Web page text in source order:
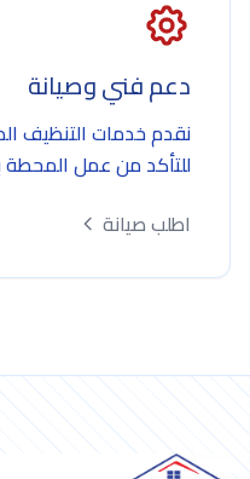
دعم فني وصيانة
نقدم خدمات التنظيف
للتأكد من عمل المحطة
اطلب صيانة